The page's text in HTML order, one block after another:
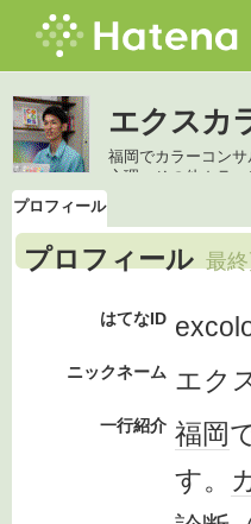
エクスカ
福岡でカラーコン
心理、その他カラ
プロフィール
プロフィール 最
はてなID
ニックネーム エク
一行紹介 福岡
す。